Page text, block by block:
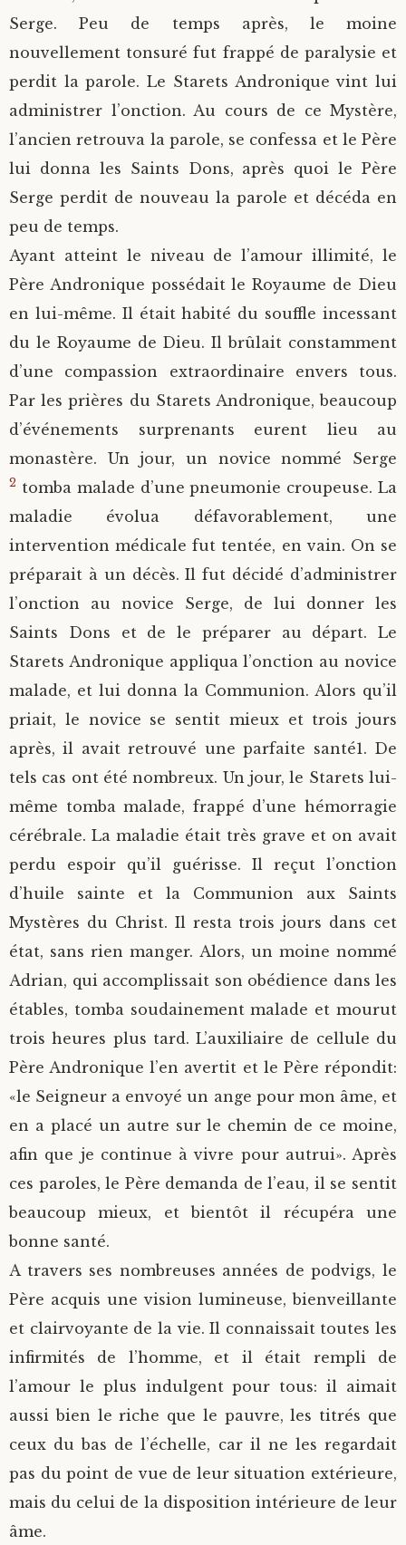
Serge. Peu de temps après, le moine
nouvellement tonsuré fut frappé de paralysie et
perdit la parole. Le Starets Andronique vint lui
administrer l’onction. Au cours de ce Mystère,
l’ancien retrouva la parole, se confessa et le Père
lui donna les Saints Dons, après quoi le Père
Serge perdit de nouveau la parole et décéda en
peu de temps.
Ayant atteint le niveau de l’amour illimité, le
Père Andronique possédait le Royaume de Dieu
en lui-même. Il était habité du souffle incessant
du le Royaume de Dieu. Il brûlait constamment
d’une compassion extraordinaire envers tous.
Par les prières du Starets Andronique, beaucoup
d’événements surprenants eurent lieu au
monastère. Un jour, un novice nommé Serge
2 tomba malade d’une pneumonie croupeuse. La
maladie évolua défavorablement, une
intervention médicale fut tentée, en vain. On se
préparait à un décès. Il fut décidé d’administrer
l’onction au novice Serge, de lui donner les
Saints Dons et de le préparer au départ. Le
Starets Andronique appliqua l’onction au novice
malade, et lui donna la Communion. Alors qu’il
priait, le novice se sentit mieux et trois jours
après, il avait retrouvé une parfaite santé1. De
tels cas ont été nombreux. Un jour, le Starets lui-
même tomba malade, frappé d’une hémorragie
cérébrale. La maladie était très grave et on avait
perdu espoir qu’il guérisse. Il reçut l’onction
d’huile sainte et la Communion aux Saints
Mystères du Christ. Il resta trois jours dans cet
état, sans rien manger. Alors, un moine nommé
Adrian, qui accomplissait son obédience dans les
étables, tomba soudainement malade et mourut
trois heures plus tard. L’auxiliaire de cellule du
Père Andronique l’en avertit et le Père répondit:
«le Seigneur a envoyé un ange pour mon âme, et
en a placé un autre sur le chemin de ce moine,
afin que je continue à vivre pour autrui». Après
ces paroles, le Père demanda de l’eau, il se sentit
beaucoup mieux, et bientôt il récupéra une
bonne santé.
A travers ses nombreuses années de podvigs, le
Père acquis une vision lumineuse, bienveillante
et clairvoyante de la vie. Il connaissait toutes les
infirmités de l’homme, et il était rempli de
l’amour le plus indulgent pour tous: il aimait
aussi bien le riche que le pauvre, les titrés que
ceux du bas de l’échelle, car il ne les regardait
pas du point de vue de leur situation extérieure,
mais du celui de la disposition intérieure de leur
âme.